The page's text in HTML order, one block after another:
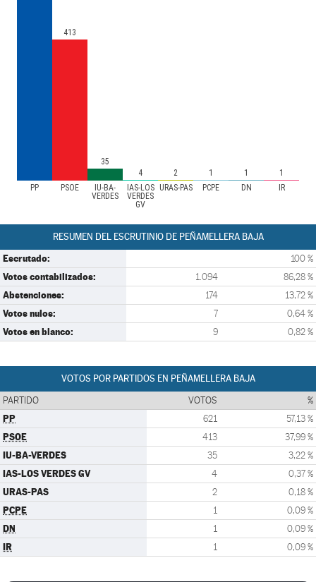
PP PSOE
IU-BA-
VERDES
IAS-LOS
VERDES
GV
URAS-PAS PCPE DN IR
413
35
4
2 1 1 1
RESUMEN DEL ESCRUTINIO DE PEÑAMELLERA BAJA
Escrutado: 100 %
Votos contabilizados: 1.094 86,28 %
Abstenciones: 174 13,72 %
Votos nulos: 7 0,64 %
Votos en blanco: 9 0,82 %
VOTOS POR PARTIDOS EN PEÑAMELLERA BAJA
PARTIDO VOTOS %
PP 621 57,13 %
PSOE 413 37,99 %
IU-BA-VERDES 35 3,22 %
IAS-LOS VERDES GV 4 0,37 %
URAS-PAS 2 0,18 %
PCPE 1 0,09 %
DN 1 0,09 %
IR 1 0,09 %